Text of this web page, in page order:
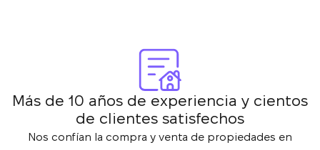
Más de 10 años de experiencia y cientos
de clientes satisfechos
Nos confían la compra y venta de propiedades en